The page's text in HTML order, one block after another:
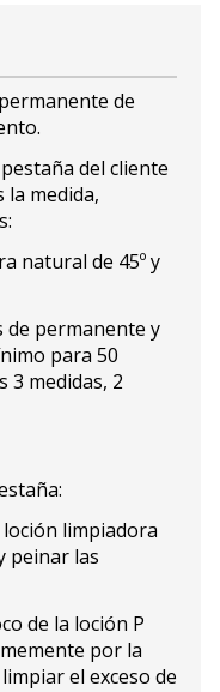
de
del cliente
la medida,
natural de 45º y
de permanente y
para 50
3 medidas, 2
limpiadora
peinar las
de la loción P
por la
el exceso de